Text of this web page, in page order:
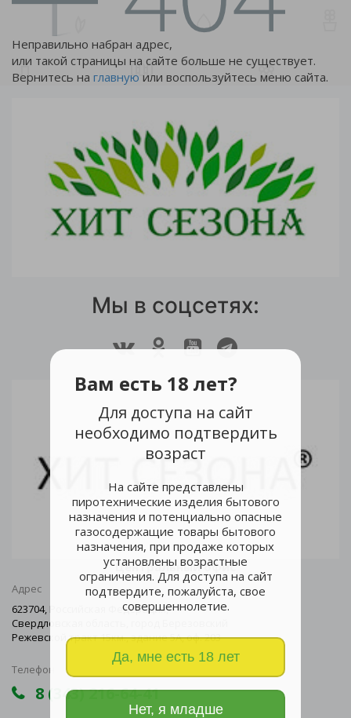
Вам есть 18 лет?
Для доступа на сайт
необходимо подтвердить
возраст
На сайте представлены
пиротехнические изделия бытового
назначения и потенциально опасные
газосодержащие товары бытового
назначения, при продаже которых
установлены возрастные
ограничения. Для доступа на сайт
подтвердите, пожалуйста, свое
совершеннолетие.
Да, мне есть 18 лет
Нет, я младше
Неправильно набран адрес,
или такой страницы на сайте больше не существует.
Вернитесь на главную или воспользуйтесь меню сайта.
Мы в соцсетях:
Центральный офис
Адрес
623704, Российская Федерация,
Свердловская область, город Березовский
Режевской тракт 15км., здание 5А, оф. 203
Телефон
8 (343) 216-64-41